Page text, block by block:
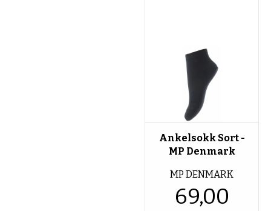
Ankelsokk Sort -
MP Denmark
MP DENMARK
69,00